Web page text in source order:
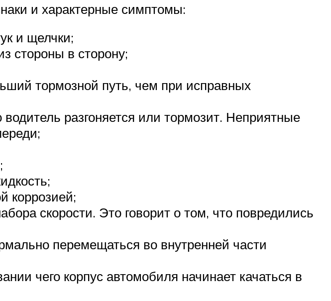
и характерные симптомы:
и щелчки;
стороны в сторону;
тормозной путь, чем при исправных
водитель разгоняется или тормозит. Неприятные
коррозией;
скорости. Это говорит о том, что повредились
перемещаться во внутренней части
чего корпус автомобиля начинает качаться в